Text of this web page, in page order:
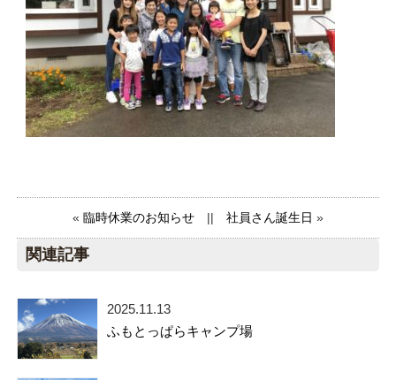
« 臨時休業のお知らせ|| 社員さん誕生日 »
関連記事
2025.11.13
ふもとっぱらキャンプ場